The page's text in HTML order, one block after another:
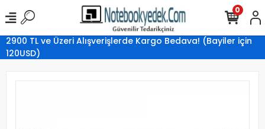
2900 TL ve Üzeri Alışverişlerde Kargo Bedava! (Bayiler için
120USD)
0